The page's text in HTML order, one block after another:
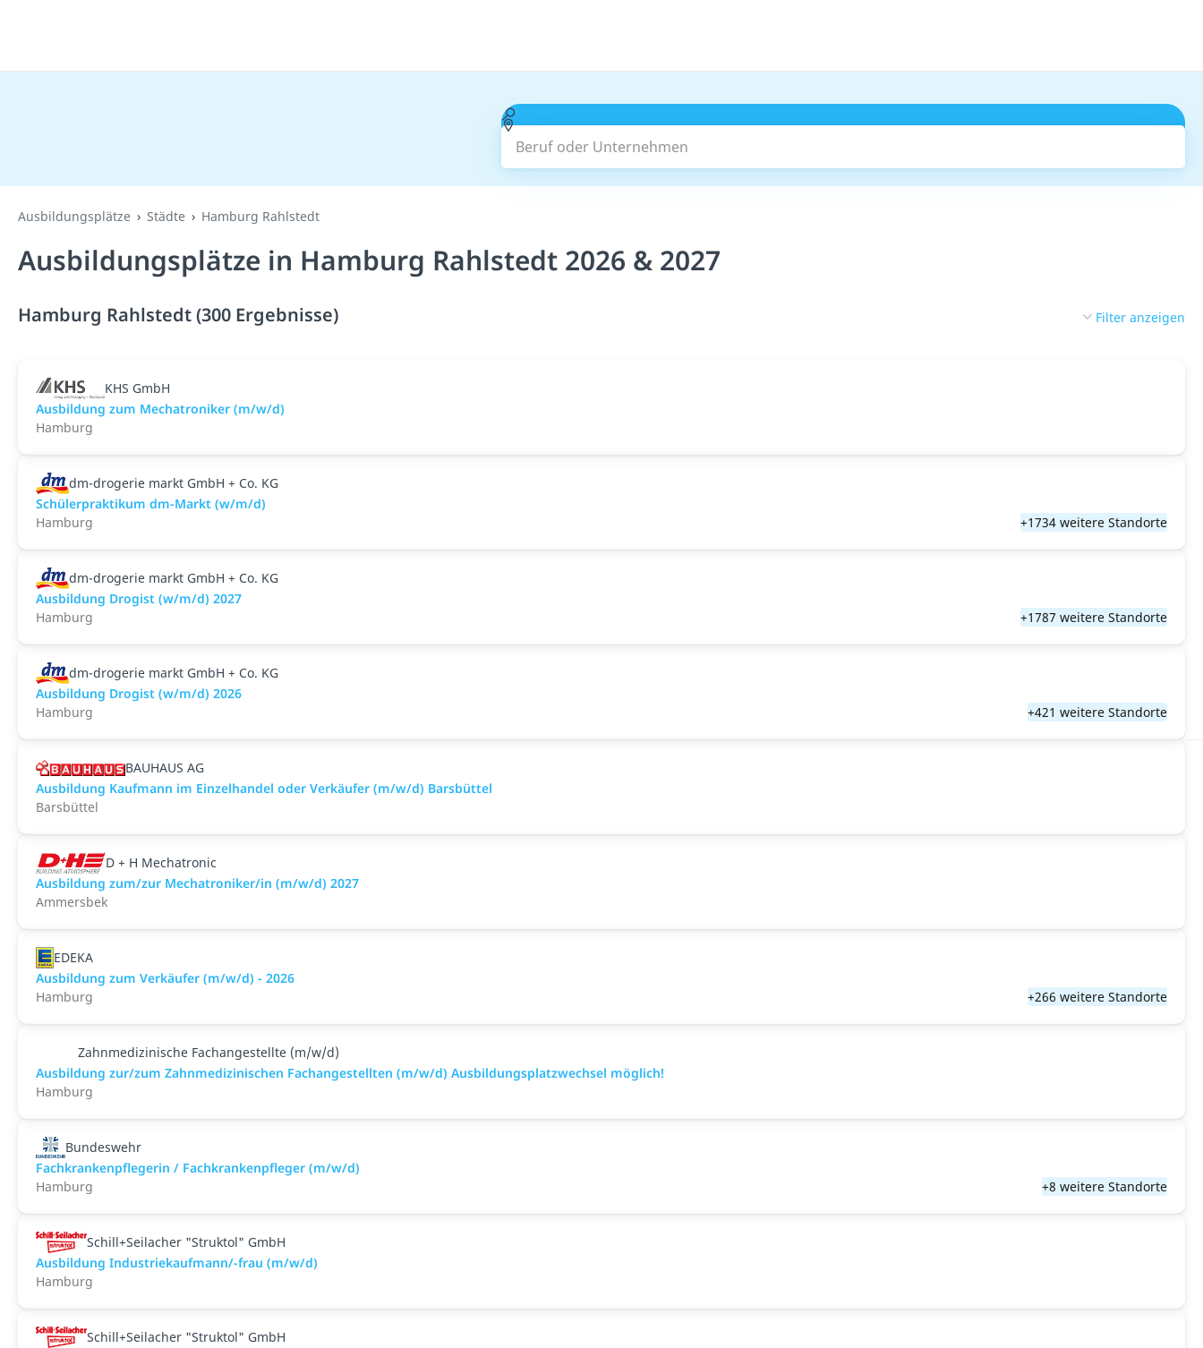
Beruf oder Unternehmen
Ausbildungsplätze Städte Hamburg Rahlstedt
Ausbildungsplätze in Hamburg Rahlstedt 2026 & 2027
Hamburg Rahlstedt (300 Ergebnisse) Filter anzeigen
KHS GmbH
Ausbildung zum Mechatroniker (m/w/d)
Hamburg
dm-drogerie markt GmbH + Co. KG
Schülerpraktikum dm-Markt (w/m/d)
Hamburg
+1734 weitere Standorte
dm-drogerie markt GmbH + Co. KG
Ausbildung Drogist (w/m/d) 2027
Hamburg
+1787 weitere Standorte
dm-drogerie markt GmbH + Co. KG
Ausbildung Drogist (w/m/d) 2026
Hamburg
+421 weitere Standorte
BAUHAUS AG
Ausbildung Kaufmann im Einzelhandel oder Verkäufer (m/w/d) Barsbüttel
Barsbüttel
D + H Mechatronic
Ausbildung zum/zur Mechatroniker/in (m/w/d) 2027
Ammersbek
EDEKA
Ausbildung zum Verkäufer (m/w/d) - 2026
Hamburg
+266 weitere Standorte
Zahnmedizinische Fachangestellte (m/w/d)
Ausbildung zur/zum Zahnmedizinischen Fachangestellten (m/w/d) Ausbildungsplatzwechsel möglich!
Hamburg
Bundeswehr
Fachkrankenpflegerin / Fachkrankenpfleger (m/w/d)
Hamburg
+8 weitere Standorte
Schill+Seilacher "Struktol" GmbH
Ausbildung Industriekaufmann/-frau (m/w/d)
Hamburg
Schill+Seilacher "Struktol" GmbH